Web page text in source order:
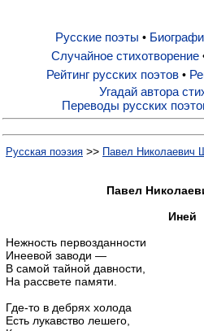
Русские поэты
Биографии
Стихи по темам
Случайное
Случайная цитата
Рейтинг русских поэтов
Русские поэты •
Случайное стихотворение
Рейтинг русских поэтов•
Угадай автора
Переводы русских
Русская поэзия >> Павел Николаевич
Павел
Иней
Нежность первозданности
Инеевой заводи —
В самой тайной давности,
На рассвете памяти.
Где-то в дебрях холода
Есть лукавство лешего,